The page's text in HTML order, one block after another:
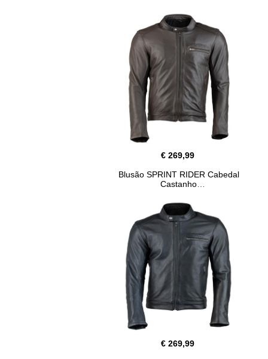
€ 269,99
Blusão SPRINT RIDER Cabedal
Castanho
€ 269,99